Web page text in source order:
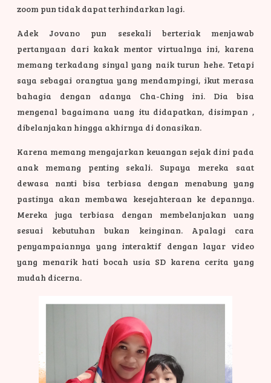
zoom pun tidak dapat terhindarkan lagi.
Adek Jovano pun sesekali berteriak menjawab
pertanyaan dari kakak mentor virtualnya ini, karena
memang terkadang sinyal yang naik turun hehe. Tetapi
saya sebagai orangtua yang mendampingi, ikut merasa
bahagia dengan adanya Cha-Ching ini. Dia bisa
mengenal bagaimana uang itu didapatkan, disimpan ,
dibelanjakan hingga akhirnya di donasikan.
Karena memang mengajarkan keuangan sejak dini pada
anak memang penting sekali. Supaya mereka saat
dewasa nanti bisa terbiasa dengan menabung yang
pastinya akan membawa kesejahteraan ke depannya.
Mereka juga terbiasa dengan membelanjakan uang
sesuai kebutuhan bukan keinginan. Apalagi cara
penyampaiannya yang interaktif dengan layar video
yang menarik hati bocah usia SD karena cerita yang
mudah dicerna.